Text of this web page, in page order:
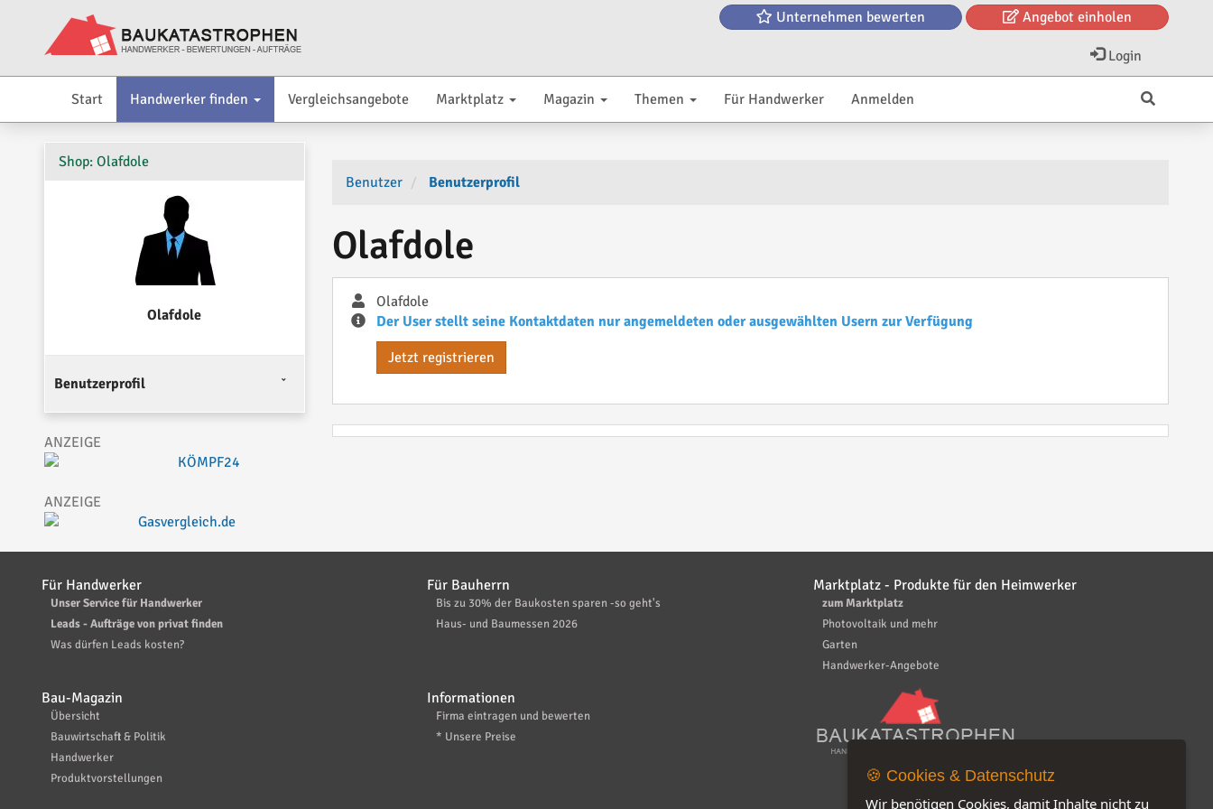
Unternehmen bewerten Angebot einholen
Login
Start Handwerker finden Vergleichsangebote Marktplatz Magazin Themen Für Handwerker Anmelden
Benutzer Benutzerprofil
Olafdole
Olafdole
Der User stellt seine Kontaktdaten nur angemeldeten oder ausgewählten Usern zur Verfügung
Jetzt registrieren
Shop: Olafdole
Olafdole
Benutzerprofil
Für Handwerker
Unser Service für Handwerker
Leads - Aufträge von privat finden
Was dürfen Leads kosten?
Für Bauherrn
Bis zu 30% der Baukosten sparen -so geht's
Haus- und Baumessen 2026
Marktplatz - Produkte für den Heimwerker
zum Marktplatz
Photovoltaik und mehr
Garten
Handwerker-Angebote
Bau-Magazin
Übersicht
Bauwirtschaft & Politik
Handwerker
Produktvorstellungen
Informationen
Firma eintragen und bewerten
* Unsere Preise
🍪 Cookies & Datenschutz
Wir benötigen Cookies, damit Inhalte nicht zu